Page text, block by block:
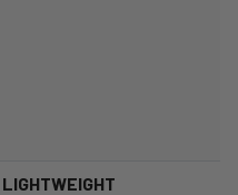
LIGHTWEIGHT